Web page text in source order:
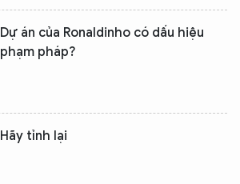
Dự án của Ronaldinho có dấu hiệu
phạm pháp?
Hãy tỉnh lại